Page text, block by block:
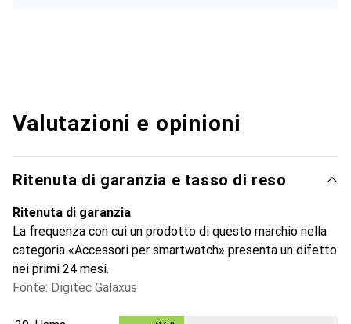
Valutazioni e opinioni
Ritenuta di garanzia e tasso di reso
Ritenuta di garanzia
La frequenza con cui un prodotto di questo marchio nella
categoria «Accessori per smartwatch» presenta un difetto
nei primi 24 mesi.
Fonte: Digitec Galaxus